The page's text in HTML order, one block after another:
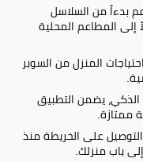
بدءاً من السلاسل
إلى المطاعم المحلية
المنزل من السوبر
الذكي، يضمن التطبيق
ممتازة.
على الخريطة منذ
باب منزلك.